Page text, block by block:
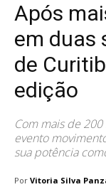
Após
em duas
de
edição
Com mais de
evento
sua potência
Por Vitoria Silva